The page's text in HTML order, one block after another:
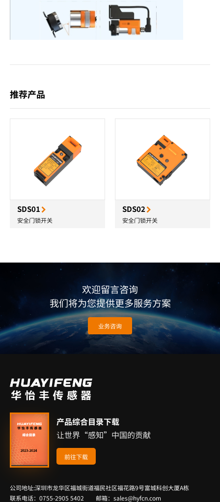
推荐产品
SDS01
安全门锁开关
SDS02
安全门锁开关
欢迎留言咨询
我们将为您提供更多服务方案
业务咨询
产品综合目录下载
让世界“感知”中国的贡献
前往下载
公司地址:深圳市龙华区福城街道福民社区福花路9号富城科创大厦A栋
联系电话：0755-2905 5402 邮箱：sales@hyfcn.com